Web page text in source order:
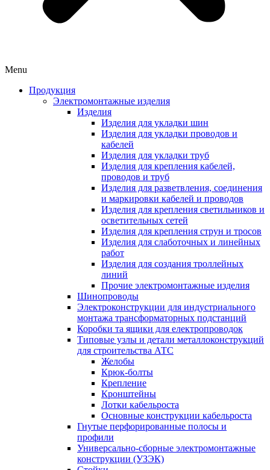
Menu
Продукция
Электромонтажные изделия
Изделия
Изделия для укладки шин
Изделия для укладки проводов и
кабелей
Изделия для укладки труб
Изделия для крепления кабелей,
проводов и труб
Изделия для разветвления, соединения
и маркировки кабелей и проводов
Изделия для крепления светильников и
осветительных сетей
Изделия для крепления струн и тросов
Изделия для слаботочных и линейных
работ
Изделия для создания троллейных
линий
Прочие электромонтажные изделия
Шинопроводы
Электроконструкции для индустриального
монтажа трансформаторных подстанций
Коробки та ящики для електропроводок
Типовые узлы и детали металлоконструкций
для строительства АТС
Желобы
Крюк-болты
Крепление
Кронштейны
Лотки кабельроста
Основные конструкции кабельроста
Гнутые перфорированные полосы и
профили
Универсально-сборные электромонтажные
конструкции (УЗЭК)